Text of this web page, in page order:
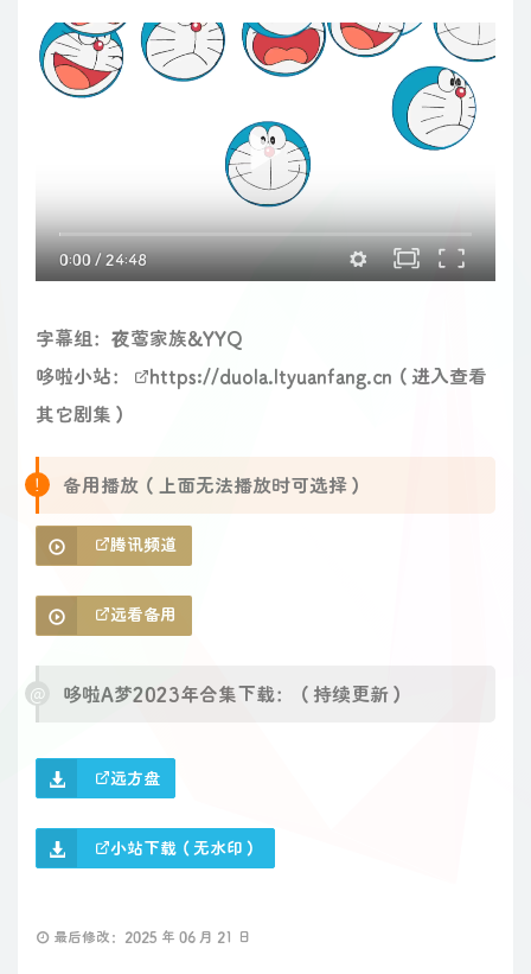
0:00/24:48
字幕组：夜莺家族&YYQ
哆啦小站：
https://duola.ltyuanfang.cn （进入查看
其它剧集）
备用播放（上面无法播放时可选择）
腾讯频道
远看备用
哆啦A梦2023年合集下载：（持续更新）
远方盘
小站下载（无水印）
最后修改：2025 年 06 月 21 日